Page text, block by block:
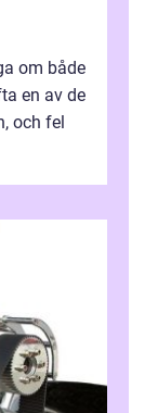
om både
en av de
och fel